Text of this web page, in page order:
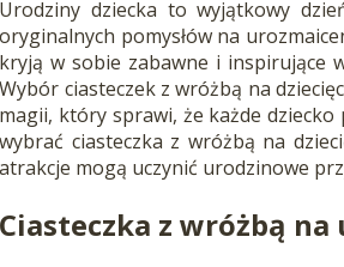
Urodziny dziecka to wyjątkowy
oryginalnych pomysłów na
kryją w sobie zabawne i inspirujące
Wybór ciasteczek z wróżbą na
magii, który sprawi, że każde
wybrać ciasteczka z wróżbą na
atrakcje mogą uczynić urodzinowe
Ciasteczka z wróżbą